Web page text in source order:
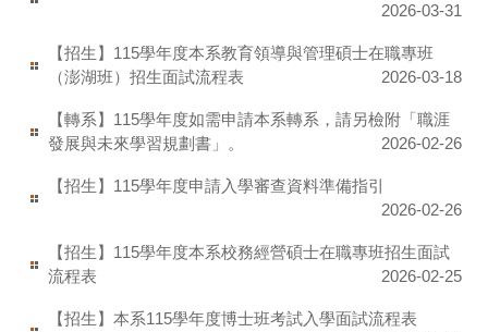
2026-03-31
【招生】115學年度本系教育領導與管理碩士在職專班
（澎湖班）招生面試流程表
2026-03-18
【轉系】115學年度如需申請本系轉系，請另檢附「職涯
發展與未來學習規劃書」。
2026-02-26
【招生】115學年度申請入學審查資料準備指引
2026-02-26
【招生】115學年度本系校務經營碩士在職專班招生面試
流程表
2026-02-25
【招生】本系115學年度博士班考試入學面試流程表